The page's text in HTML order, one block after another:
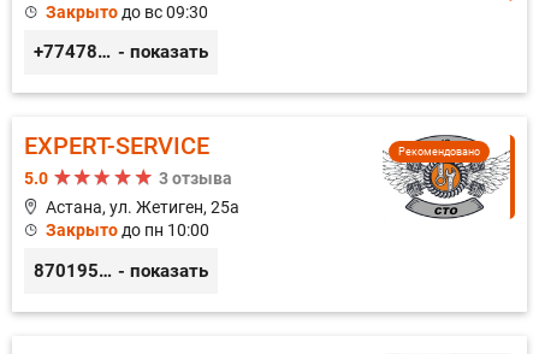
Закрыто до вс 09:30
+77478040784 - показать
Рекомендовано
EXPERT-SERVICE
5.0
3 отзыва
Астана, ул. Жетиген, 25а
Закрыто до пн 10:00
87019590300 - показать